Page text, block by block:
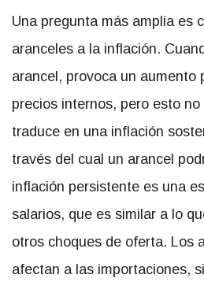
Una pregunta más amplia es
aranceles a la inflación.
arancel, provoca un aumento
precios internos, pero esto
traduce en una inflación
través del cual un arancel
inflación persistente es una
salarios, que es similar a lo
otros choques de oferta. Los
afectan a las importaciones,